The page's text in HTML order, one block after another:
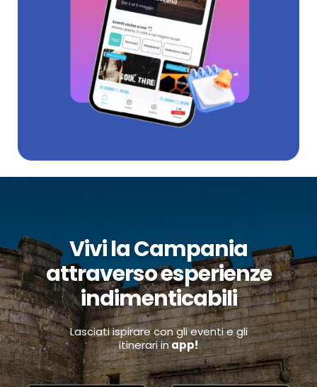
Vivi la Campania
attraverso esperienze
indimenticabili
Lasciati ispirare con gli eventi e gli
itinerari inapp!